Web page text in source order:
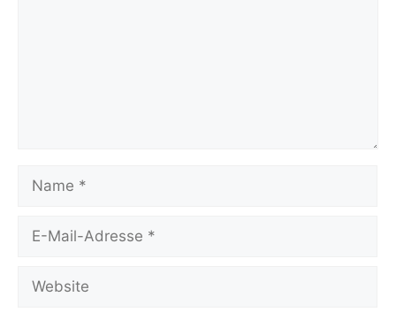
Name
Adresse
Website